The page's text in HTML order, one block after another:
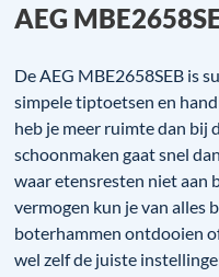
AEG
De AEG MBE2658SEB is
simpele tiptoetsen en
heb je meer ruimte dan bij
schoonmaken gaat snel
waar etensresten niet aan
vermogen kun je van alles
boterhammen ontdooien
wel zelf de juiste